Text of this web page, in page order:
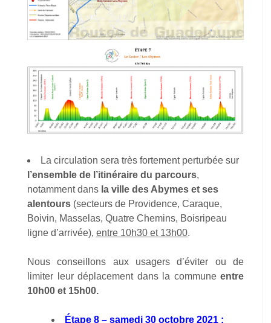
La circulation sera très fortement perturbée sur
l’ensemble de l’itinéraire du parcours,
notamment dans la ville des Abymes et ses
alentours (secteurs de Providence, Caraque,
Boivin, Masselas, Quatre Chemins, Boisripeau
ligne d’arrivée), entre 10h30 et 13h00.
Nous conseillons aux usagers d’éviter ou de
limiter leur déplacement dans la commune entre
10h00 et 15h00.
Étape 8 – samedi 30 octobre 2021 :